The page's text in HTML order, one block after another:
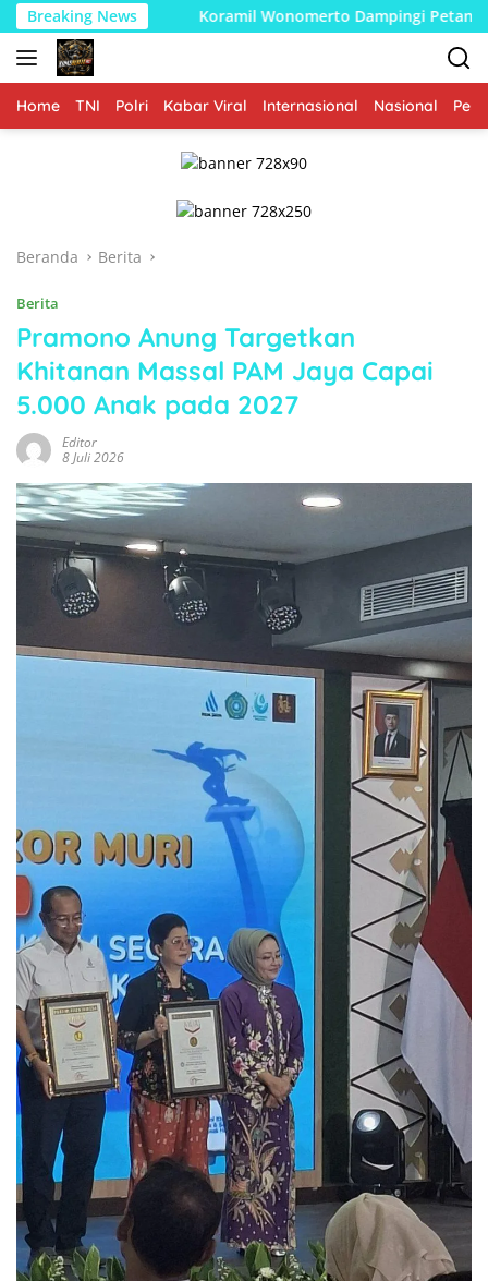
Langsung
ke
konten
Breaking News
Koramil Wonomerto Dampingi Petani Jagung, Perkuat
Home TNI Polri Kabar Viral Internasional Nasional
Beranda Berita
Berita
Pramono Anung Targetkan
Khitanan Massal PAM Jaya Capai
5.000 Anak pada 2027
Editor
8 Juli 2026